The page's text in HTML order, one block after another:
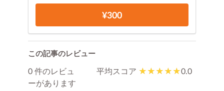
¥300
この記事のレビュー
0 件のレビュ
ーがあります
平均スコア 0.0